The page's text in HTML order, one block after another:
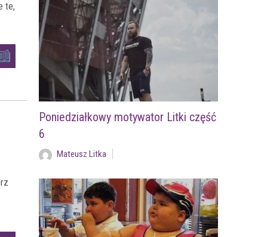
te,
Poniedziałkowy motywator Litki część
6
Mateusz Litka